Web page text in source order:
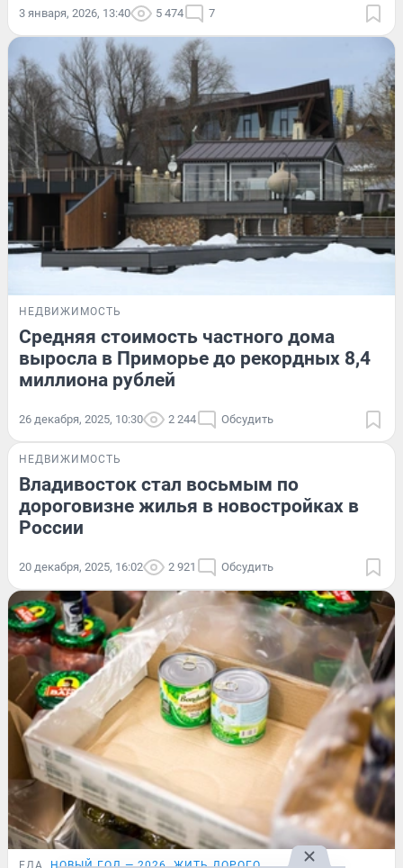
3 января, 2026, 13:40 5 474 7
НЕДВИЖИМОСТЬ
Средняя стоимость частного дома
выросла в Приморье до рекордных 8,4
миллиона рублей
26 декабря, 2025, 10:30 2 244 Обсудить
НЕДВИЖИМОСТЬ
Владивосток стал восьмым по
дороговизне жилья в новостройках в
России
20 декабря, 2025, 16:02 2 921 Обсудить
ЕДА НОВЫЙ ГОД — 2026 ЖИТЬ ДОРОГО